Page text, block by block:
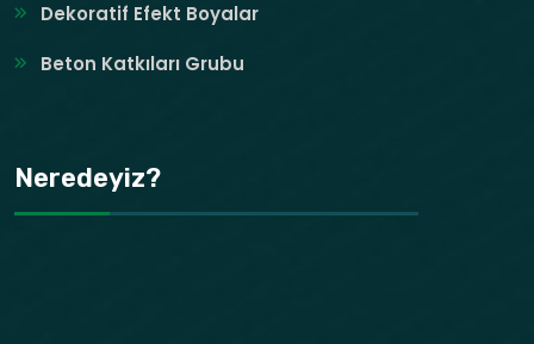
Dekoratif Efekt Boyalar
Beton Katkıları Grubu
Neredeyiz?